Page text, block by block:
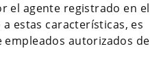
el agente registrado en el
estas características, es
autorizados de